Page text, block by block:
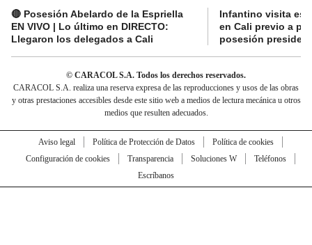
🔴 Posesión Abelardo de la Espriella
EN VIVO | Lo último en DIRECTO:
Llegaron los delegados a Cali
Infantino visita
en Cali previo a
posesión
© CARACOL S.A. Todos los derechos reservados.
CARACOL S.A. realiza una reserva expresa de las reproducciones y usos de las obras
y otras prestaciones accesibles desde este sitio web a medios de lectura mecánica u otros
medios que resulten adecuados.
Aviso legal Política de Protección de Datos
Política de cookies
Configuración de cookies
Transparencia Soluciones W
Teléfonos
Escríbanos